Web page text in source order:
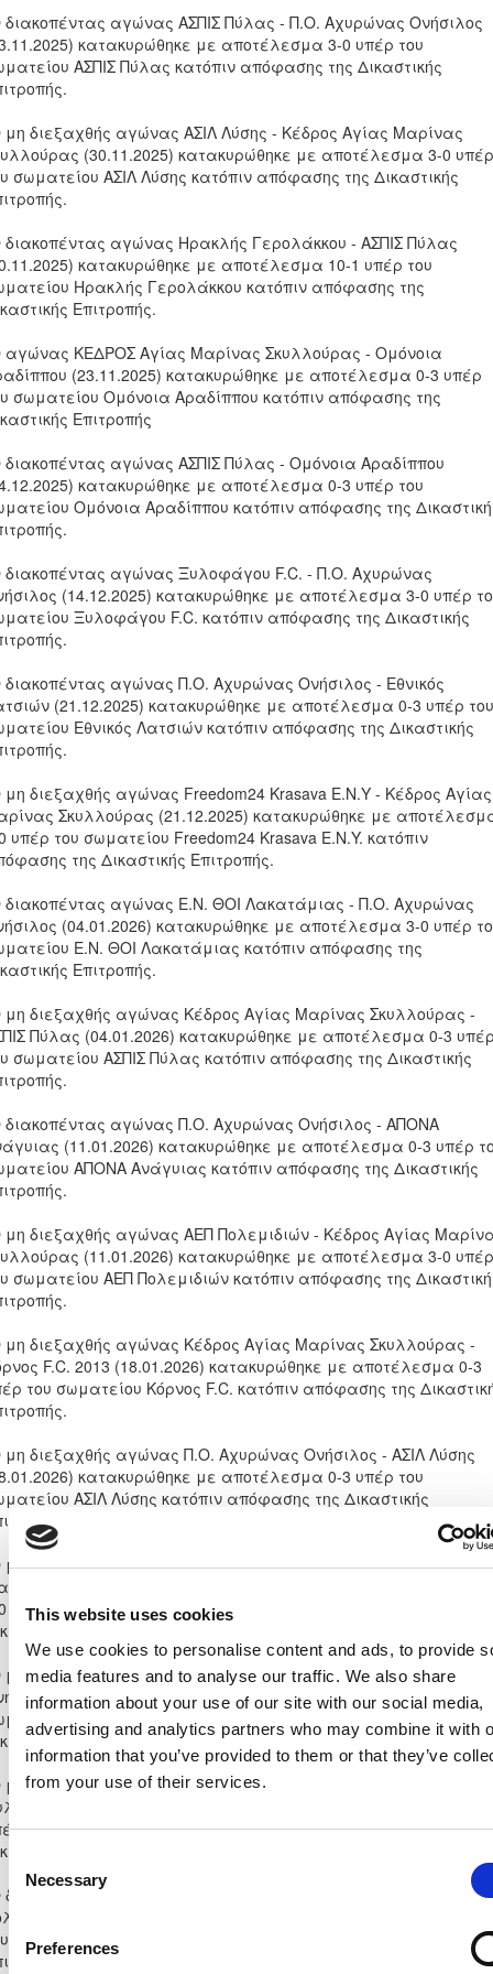
This website uses cookies
We use cookies to personalise content and ads, to provide
media features and to analyse our traffic. We also share
information about your use of our site with our social media,
advertising and analytics partners who may combine it with
information that you’ve provided to them or that they’ve
from your use of their services.
Selection
Necessary
Preferences
διακοπέντας αγώνας ΑΣΠΙΣ Πύλας - Π.Ο. Αχυρώνας Ονήσιλος
κατακυρώθηκε με αποτέλεσμα 3-0 υπέρ του
ΑΣΠΙΣ Πύλας κατόπιν απόφασης της Δικαστικής
μη διεξαχθής αγώνας ΑΣΙΛ Λύσης - Κέδρος Αγίας Μαρίνας
(30.11.2025) κατακυρώθηκε με αποτέλεσμα 3-0 υπέρ
σωματείου ΑΣΙΛ Λύσης κατόπιν απόφασης της Δικαστικής
διακοπέντας αγώνας Ηρακλής Γερολάκκου - ΑΣΠΙΣ Πύλας
κατακυρώθηκε με αποτέλεσμα 10-1 υπέρ του
Ηρακλής Γερολάκκου κατόπιν απόφασης της
Επιτροπής.
αγώνας ΚΕΔΡΟΣ Αγίας Μαρίνας Σκυλλούρας - Ομόνοια
(23.11.2025) κατακυρώθηκε με αποτέλεσμα 0-3 υπέρ
σωματείου Ομόνοια Αραδίππου κατόπιν απόφασης της
Επιτροπής
διακοπέντας αγώνας ΑΣΠΙΣ Πύλας - Ομόνοια Αραδίππου
κατακυρώθηκε με αποτέλεσμα 0-3 υπέρ του
Ομόνοια Αραδίππου κατόπιν απόφασης της
διακοπέντας αγώνας Ξυλοφάγου F.C. - Π.Ο. Αχυρώνας
(14.12.2025) κατακυρώθηκε με αποτέλεσμα 3-0 υπέρ
Ξυλοφάγου F.C. κατόπιν απόφασης της Δικαστικής
διακοπέντας αγώνας Π.Ο. Αχυρώνας Ονήσιλος - Εθνικός
(21.12.2025) κατακυρώθηκε με αποτέλεσμα 0-3 υπέρ του
Εθνικός Λατσιών κατόπιν απόφασης της Δικαστικής
διεξαχθής αγώνας Freedom24 Krasava E.N.Y - Κέδρος Αγίας
Σκυλλούρας (21.12.2025) κατακυρώθηκε με
υπέρ του σωματείου Freedom24 Krasava E.N.Y. κατόπιν
της Δικαστικής Επιτροπής.
διακοπέντας αγώνας Ε.Ν. ΘΟΙ Λακατάμιας - Π.Ο. Αχυρώνας
(04.01.2026) κατακυρώθηκε με αποτέλεσμα 3-0 υπέρ
Ε.Ν. ΘΟΙ Λακατάμιας κατόπιν απόφασης της
Επιτροπής.
μη διεξαχθής αγώνας Κέδρος Αγίας Μαρίνας Σκυλλούρας -
Πύλας (04.01.2026) κατακυρώθηκε με αποτέλεσμα 0-3
σωματείου ΑΣΠΙΣ Πύλας κατόπιν απόφασης της Δικαστικής
διακοπέντας αγώνας Π.Ο. Αχυρώνας Ονήσιλος - ΑΠΟΝΑ
(11.01.2026) κατακυρώθηκε με αποτέλεσμα 0-3 υπέρ
ΑΠΟΝΑ Ανάγυιας κατόπιν απόφασης της Δικαστικής
μη διεξαχθής αγώνας ΑΕΠ Πολεμιδιών - Κέδρος Αγίας
(11.01.2026) κατακυρώθηκε με αποτέλεσμα 3-0 υπέρ
σωματείου ΑΕΠ Πολεμιδιών κατόπιν απόφασης της
μη διεξαχθής αγώνας Κέδρος Αγίας Μαρίνας Σκυλλούρας -
F.C. 2013 (18.01.2026) κατακυρώθηκε με αποτέλεσμα 0-3
του σωματείου Κόρνος F.C. κατόπιν απόφασης της
μη διεξαχθής αγώνας Π.Ο. Αχυρώνας Ονήσιλος - ΑΣΙΛ Λύσης
κατακυρώθηκε με αποτέλεσμα 0-3 υπέρ του
ΑΣΙΛ Λύσης κατόπιν απόφασης της Δικαστικής
μη διεξαχθής αγώνας F.C. Λειβάδια 2022 - Κέδρος Αγίας
Σκυλλούρας (01.02.2026) κατακυρώθηκε με
υπέρ του σωματείου F.C. Λειβάδια 2022 κατόπιν απόφασης
Επιτροπής.
μη διεξαχθής αγώνας Freedom24 Krasava E.N.Y - Π.Ο.
(01.02.2026) κατακυρώθηκε με αποτέλεσμα 3-0 υπέρ
Freedom24 Krasava E.N.Y. κατόπιν απόφασης της
Επιτροπής.
μη διεξαχθής αγώνας Κέδρος Αγίας Μαρίνας Σκυλλούρας -
F.C. (08.02.2026) κατακυρώθηκε με αποτέλεσμα 0-3
του σωματείου Ξυλοφάγου F.C. κατόπιν απόφασης της
Επιτροπής.
διακοπέντας αγώνας Π.Ο. Αχυρώνας Ονήσιλος - ΑΕΠ
(08.02.2026) κατακυρώθηκε με αποτέλεσμα 0-3 υπέρ
σωματείου ΑΕΠ Πολεμιδιών κατόπιν απόφασης της